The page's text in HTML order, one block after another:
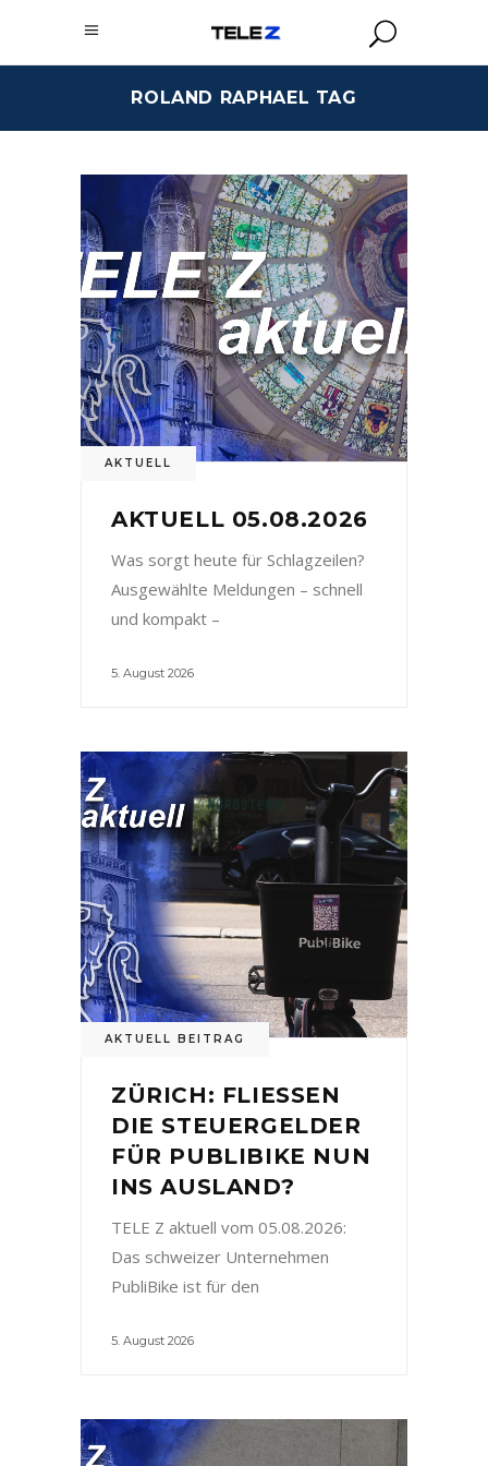
ROLAND RAPHAEL TAG
AKTUELL
AKTUELL 05.08.2026
Was sorgt heute für Schlagzeilen?
Ausgewählte Meldungen – schnell
und kompakt –
5. August 2026
AKTUELL BEITRAG
ZÜRICH: FLIESSEN
DIE STEUERGELDER
FÜR PUBLIBIKE NUN
INS AUSLAND?
TELE Z aktuell vom 05.08.2026:
Das schweizer Unternehmen
PubliBike ist für den
5. August 2026